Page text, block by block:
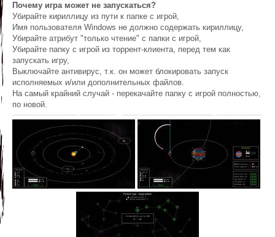
Почему игра может не запускаться?
Убирайте кириллицу из пути к папке с игрой,
Имя пользователя Windows не должно содержать кириллицу,
Убирайте атрибут "только чтение" с папки с игрой,
Убирайте папку с игрой из торрент-клиента, перед тем как
запускать игру,
Выключайте антивирус, т.к. он может блокировать запуск
исполняемых и/или дополнительных файлов.
На самый крайний случай - перекачайте папку с игрой полностью,
по новой.